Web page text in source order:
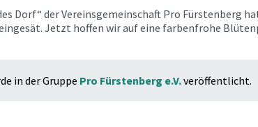
Dorf“ der Vereinsgemeinschaft Pro Fürstenberg
Jetzt hoffen wir auf eine farbenfrohe
in der Gruppe Pro Fürstenberg e.V.veröffentlicht.